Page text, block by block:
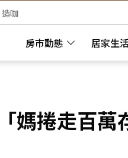
房市動態 居家生
造咖
媽捲走百萬